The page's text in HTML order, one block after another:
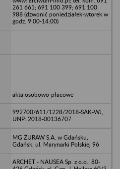
261 661; 691 100 399; 691 100
988 (dzwonić poniedziałek-wtorek w
godz. 9:00-14:00)
akta osobowo-płacowe
992700/611/1228/2018-SAK-WJ,
UNP: 2018-00136707
MG ŻURAW S.A. w Gdańsku,
Gdańsk, ul. Marynarki Polskiej 96
ARCHET - NAUSEA Sp. z o.o., 80-